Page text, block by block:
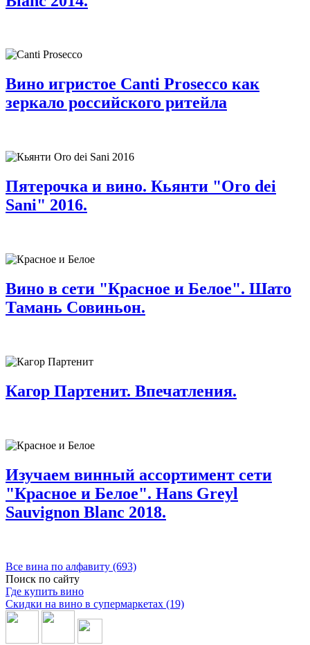
Вино игристое Canti Prosecco как
зеркало российского ритейла
Пятерочка и вино. Кьянти "Oro dei
Sani" 2016.
Вино в сети "Красное и Белое". Шато
Тамань Совиньон.
Кагор Партенит. Впечатления.
Изучаем винный ассортимент сети
"Красное и Белое". Hans Greyl
Sauvignon Blanc 2018.
Все вина по алфавиту (693)
Поиск по сайту
Где купить вино
Скидки на вино в супермаркетах (19)